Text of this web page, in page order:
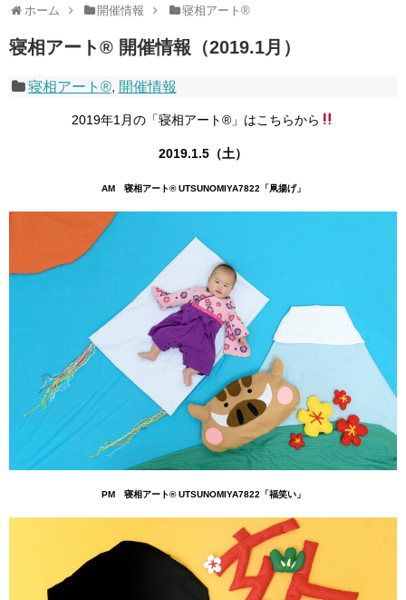
ホーム 開催情報 寝相アート®
寝相アート® 開催情報（2019.1月）
寝相アート®, 開催情報
2019年1月の「寝相アート®」はこちらから
2019.1.5（土）
AM 寝相アート® UTSUNOMIYA7822 「凧揚げ」
PM 寝相アート® UTSUNOMIYA7822「福笑い」
知的財産権